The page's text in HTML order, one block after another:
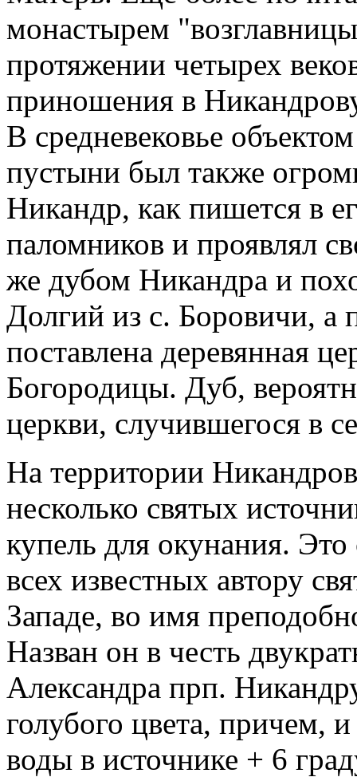
монастырем
протяжении четырех
приношения в
В средневековье
пустыни был также
Никандр, как пишется в
паломников и проявлял
же дубом Никандра и
Долгий из с. Боровичи, а
поставлена деревянная
Богородицы. Дуб,
церкви, случившегося в
На территории
несколько святых
купель для окунания.
всех известных автору
Западе, во имя
Назван он в честь
Александра прп.
голубого цвета, причем,
воды в источнике + 6